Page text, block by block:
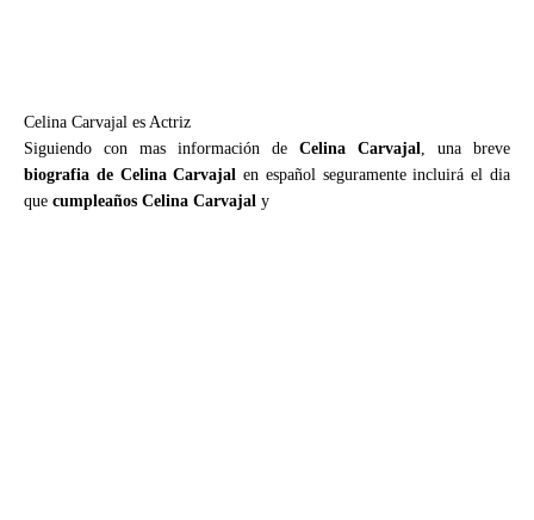
Celina Carvajal es Actriz
Siguiendo con mas información de Celina Carvajal, una breve
biografia de Celina Carvajal en español seguramente incluirá el dia
que cumpleaños Celina Carvajal y